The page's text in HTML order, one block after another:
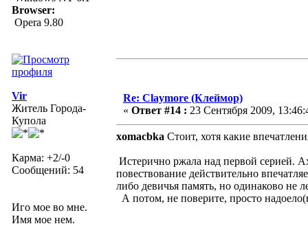
Browser:
Opera 9.80
Vir
Житель Города-
Купола
Карма: +2/-0
Сообщений: 54
Иго мое во мне.
Имя мое нем.
Re: Claymore (Клеймор)
« Ответ #14 : 23 Сентября 2009,
xomacbka Стоит, хотя какие
Истерично ржала над первой серией.
повествование действительно
либо девичья память, но одинаково не
А потом, не поверите, просто